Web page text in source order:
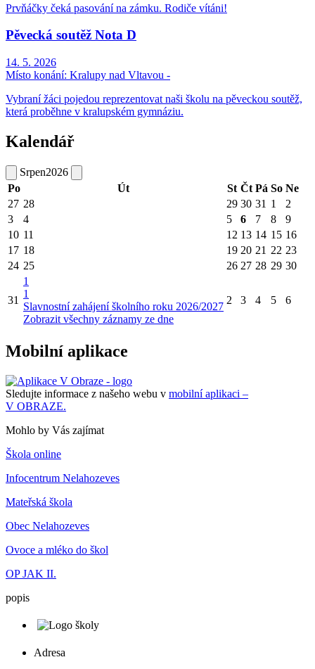
Prvňáčky čeká pasování na zámku. Rodiče vítáni!
Pěvecká soutěž Nota D
14. 5. 2026
Místo konání: Kralupy nad Vltavou -
Vybraní žáci pojedou reprezentovat naši školu na pěveckou soutěž,
která proběhne v kralupském gymnáziu.
Kalendář
Srpen2026
Po
Út St Čt Pá So Ne
27 28 29 30 31 1
2
3
4 5 6 7 8
9
10 11 12 13 14 15 16
17 18 19 20 21 22 23
24 25 26 27 28 29 30
31
1
1
Slavnostní zahájení školního roku 2026/2027
Zobrazit všechny záznamy ze dne
2 3 4 5 6
Mobilní aplikace
Sledujte informace z našeho webu v mobilní aplikaci –
V OBRAZE.
Mohlo by Vás zajímat
Škola online
Infocentrum Nelahozeves
Mateřská škola
Obec Nelahozeves
Ovoce a mléko do škol
OP JAK II.
popis
Adresa